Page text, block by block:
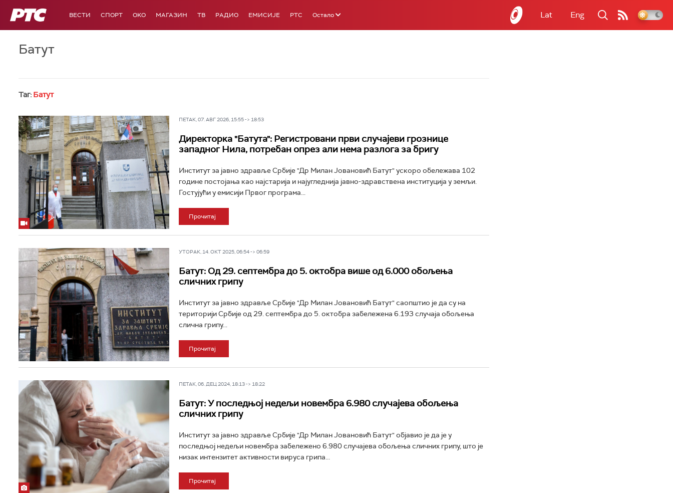
РТС ВЕСТИ СПОРТ OKO МАГАЗИН ТВ РАДИО ЕМИСИЈЕ РТС Остало Lat Eng
Батут
Таг: Батут
ПЕТАК, 07. АВГ 2026, 15:55 -> 18:53
Директорка "Батута": Регистровани први случајеви грознице
западног Нила, потребан опрез али нема разлога за бригу
Институт за јавно здравље Србије "Др Милан Јовановић Батут" ускоро обележава 102
године постојања као најстарија и најугледнија јавно-здравствена институција у земљи.
Гостујући у емисији Првог програма...
Прочитај
УТОРАК, 14. ОКТ 2025, 06:54 -> 06:59
Батут: Од 29. септембра до 5. октобра више од 6.000 обољења
сличних грипу
Институт за јавно здравље Србије "Др Милан Јовановић Батут" саопштио је да су на
територији Србије од 29. септембра до 5. октобра забележена 6.193 случаја обољења
слична грипу...
Прочитај
ПЕТАК, 06. ДЕЦ 2024, 18:13 -> 18:22
Батут: У последњој недељи новембра 6.980 случајева обољења
сличних грипу
Институт за јавно здравље Србије "Др Милан Јовановић Батут" објавио је да је у
последњој недељи новембра забележено 6.980 случајева обољења сличних грипу, што је
низак интензитет активности вируса грипа...
Прочитај